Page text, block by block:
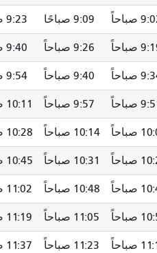
9:23 صباحاً 9:31 صباحاً
9:40 صباحاً 9:48 صباحاً
9:54 صباحاً 10:02 صباحاً
10:11 صباحاً 10:19 صباحاً
10:28 صباحاً 10:36 صباحاً
10:45 صباحاً 10:53 صباحاً
11:02 صباحاً 11:10 صباحاً
11:19 صباحاً 11:27 صباحاً
11:37 صباحاً 11:45 صباحاً